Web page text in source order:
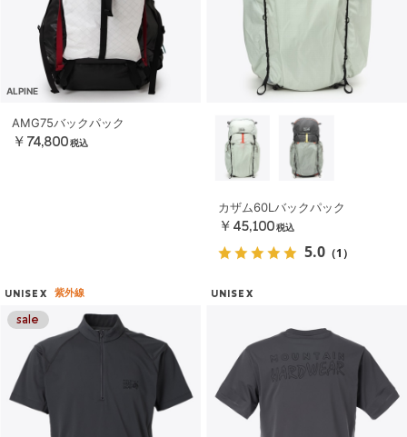
ALPINE
AMG75バックパック
￥74,800 税込
カザム60Lバックパック
￥45,100 税込
5.0 （1）
UNISEX 紫外線 UNISEX